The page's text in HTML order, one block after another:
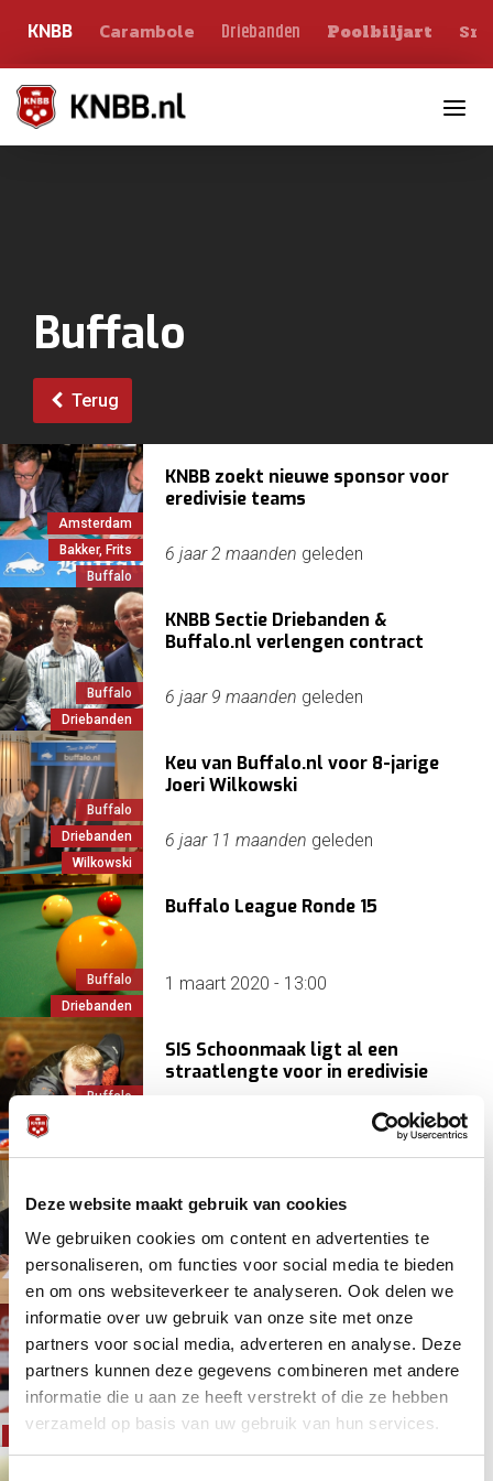
Deze website maakt gebruik van cookies
We gebruiken cookies om content en advertenties te
personaliseren, om functies voor social media te bieden
en om ons websiteverkeer te analyseren. Ook delen we
informatie over uw gebruik van onze site met onze
partners voor social media, adverteren en analyse. Deze
partners kunnen deze gegevens combineren met andere
informatie die u aan ze heeft verstrekt of die ze hebben
verzameld op basis van uw gebruik van hun services.
KNBB Carambole Driebanden Poolbiljart
Buffalo
Terug
Amsterdam
Bakker, Frits
Buffalo
KNBB zoekt nieuwe sponsor voor
eredivisie teams
6 jaar 2 maanden geleden
Buffalo
Driebanden
KNBB Sectie Driebanden &
Buffalo.nl verlengen contract
6 jaar 9 maanden geleden
Buffalo
Driebanden
Wilkowski
Keu van Buffalo.nl voor 8-jarige
Joeri Wilkowski
6 jaar 11 maanden geleden
Buffalo
Driebanden
Buffalo League Ronde 15
1 maart 2020 - 13:00
Buffalo
SIS Schoonmaak ligt al een
straatlengte voor in eredivisie
Buffalo
Driebanden
Driebanden verheugd met
samenwerking Buffalo.nl B.V.
7 jaar 10 maandengeleden
Eredivisie/Topklasse
Wat een start van de Buffalo
League: Caudron-Jaspers!
8 jaar 11 maanden geleden